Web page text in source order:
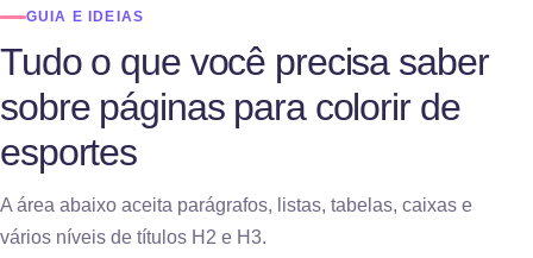
GUIA E IDEIAS
Tudo o que você precisa saber
sobre páginas para colorir de
esportes
A área abaixo aceita parágrafos, listas, tabelas, caixas e
vários níveis de títulos H2 e H3.